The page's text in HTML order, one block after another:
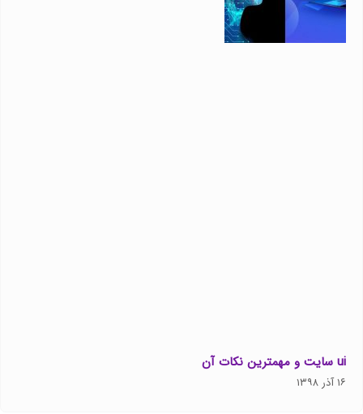
ui سایت و مهمترین نکات آن
۱۶ آذر ۱۳۹۸